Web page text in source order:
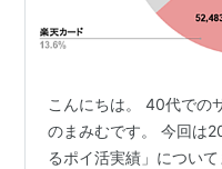
こんにちは。 40代での
のまみむです。 今回は
るポイ活実績」につい